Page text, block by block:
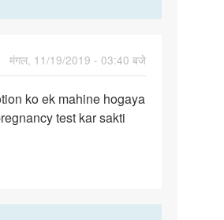
मंगल, 11/19/2019 - 03:40 बजे
ko ek mahine hogaya
test kar sakti